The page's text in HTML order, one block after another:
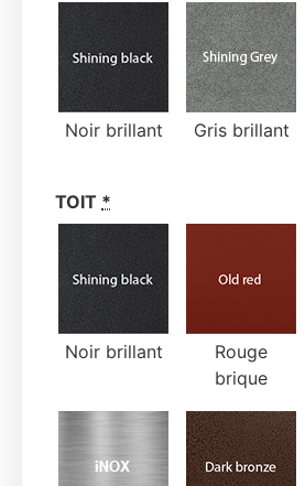
Noir brillant Gris brillant
TOIT *
Noir brillant
Rouge
brique